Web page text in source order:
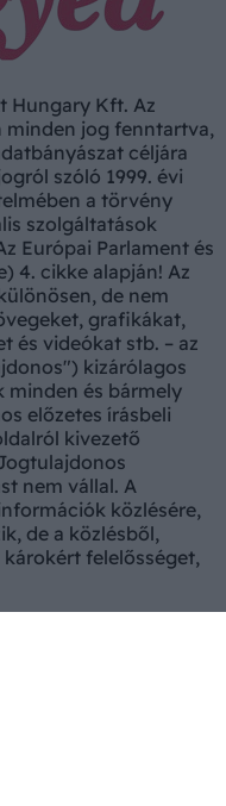
Hungary Kft. Az
minden jog fenntartva,
céljára
szóló 1999. évi
a törvény
szolgáltatások
Európai Parlament és
4. cikke alapján! Az
de nem
grafikákat,
és videókat stb. – az
kizárólagos
minden és bármely
előzetes írásbeli
kivezető
nem vállal. A
közlésére,
de a közlésből,
felelősséget,